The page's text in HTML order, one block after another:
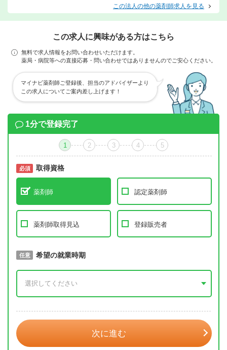
この法人の他の薬剤師求人を見る
この求人に興味がある方はこちら
無料で求人情報をお問い合わせいただけます。
薬局・病院等への直接応募・問い合わせではありませんのでご安心ください。
マイナビ薬剤師ご登録後、担当のアドバイザーより
この求人についてご案内差し上げます！
1分で登録完了
1 2 3 4 5
必須 取得資格
薬剤師 認定薬剤師
薬剤師取得見込 登録販売者
必須 取得予定年
任意 希望の就業時期
次に進む